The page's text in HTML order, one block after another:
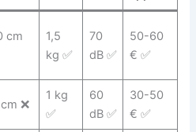
cm
1,5
kg ✅
70
dB ✅
50-60
€ ✅
❌
1 kg
✅
60
dB ✅
30-50
€ ✅